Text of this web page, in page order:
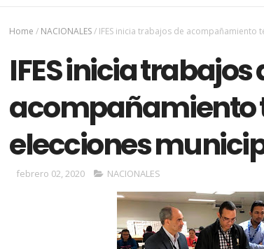
Home / NACIONALES/ IFES inicia trabajos de acompañamiento
IFES inicia trabajos
acompañamiento
elecciones
febrero 02, 2020 NACIONALES